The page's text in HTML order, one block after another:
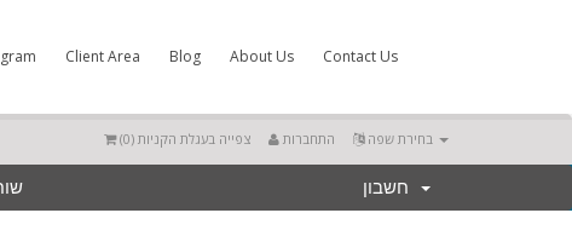
Client Area Blog About Us Contact Us
התחברות צפייה בעגלת הקניות (0
)